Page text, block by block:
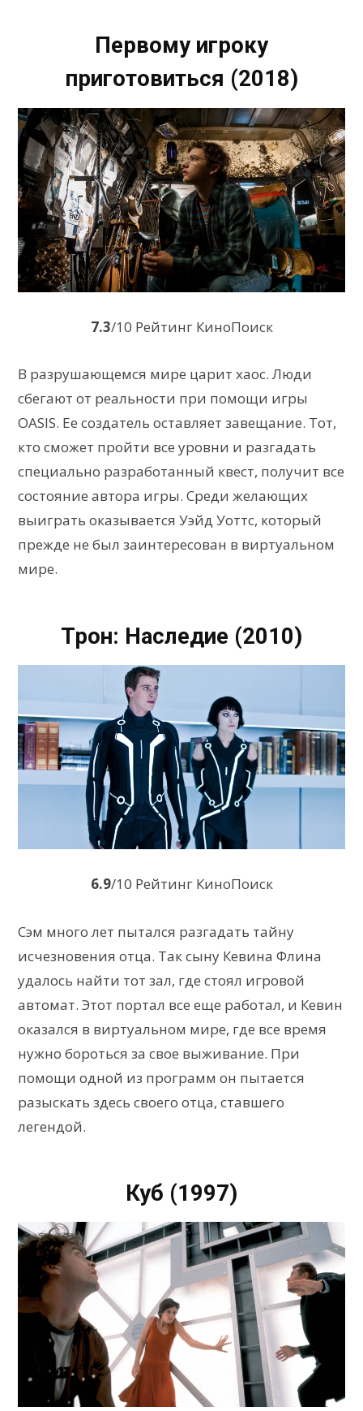
Первому игроку
приготовиться (2018)
7.3/10 Рейтинг КиноПоиск
В разрушающемся мире царит хаос. Люди
сбегают от реальности при помощи игры
OASIS. Ее создатель оставляет завещание. Тот,
кто сможет пройти все уровни и разгадать
специально разработанный квест, получит все
состояние автора игры. Среди желающих
выиграть оказывается Уэйд Уоттс, который
прежде не был заинтересован в виртуальном
мире.
Трон: Наследие (2010)
6.9/10 Рейтинг КиноПоиск
Сэм много лет пытался разгадать тайну
исчезновения отца. Так сыну Кевина Флина
удалось найти тот зал, где стоял игровой
автомат. Этот портал все еще работал, и Кевин
оказался в виртуальном мире, где все время
нужно бороться за свое выживание. При
помощи одной из программ он пытается
разыскать здесь своего отца, ставшего
легендой.
Куб (1997)